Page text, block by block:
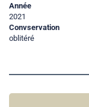
Année
2021
Convservation
oblitéré